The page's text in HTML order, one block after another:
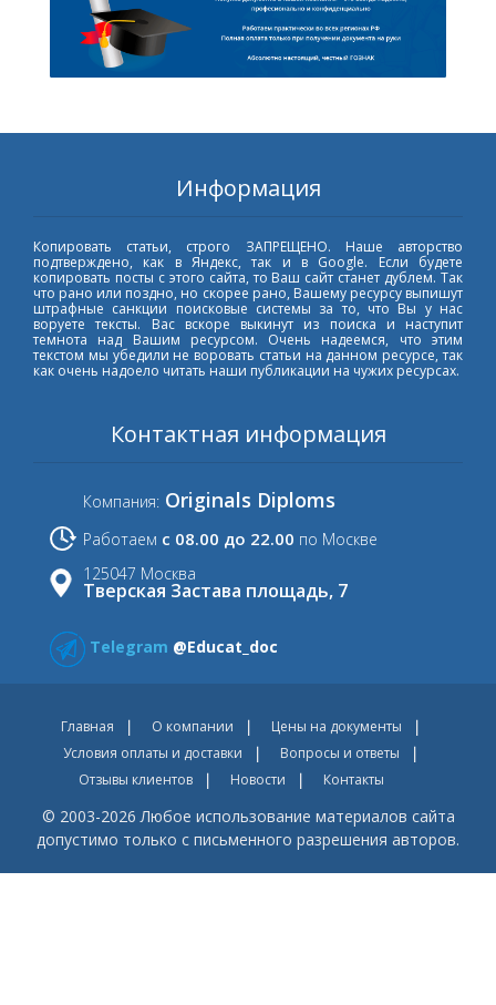
Информация
Копировать статьи, строго ЗАПРЕЩЕНО. Наше авторство
подтверждено, как в Яндекс, так и в Google. Если будете
копировать посты с этого сайта, то Ваш сайт станет дублем. Так
что рано или поздно, но скорее рано, Вашему ресурсу выпишут
штрафные санкции поисковые системы за то, что Вы у нас
воруете тексты. Вас вскоре выкинут из поиска и наступит
темнота над Вашим ресурсом. Очень надеемся, что этим
текстом мы убедили не воровать статьи на данном ресурсе, так
как очень надоело читать наши публикации на чужих ресурсах.
Контактная информация
Компания: Originals Diploms
Работаем с 08.00 до 22.00 по Москве
125047 Москва
Тверская Застава площадь, 7
Telegram @Educat_doc
Главная О компании
Цены на документы
Условия оплаты и доставки
Вопросы и ответы
Отзывы клиентов
Новости Контакты
© 2003-2026 Любое использование материалов сайта
допустимо только с письменного разрешения авторов.